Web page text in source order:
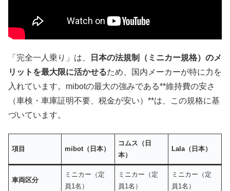
「完全一人乗り」は、
日本の法規制（ミニカー規格）のメ
リットを最大限に活かせるため、国内メーカーが特に力を
入れています。mibotの最大の強みである**維持費の安さ
（車検・車庫証明不要、税金が安い）**は、この規格に基
づいています。
項目 mibot（日本）
コムス（日
本）
Lala（日本）
車両区分
ミニカー（定
員1名）
ミニカー（定
員1名）
ミニカー（定
員1名）